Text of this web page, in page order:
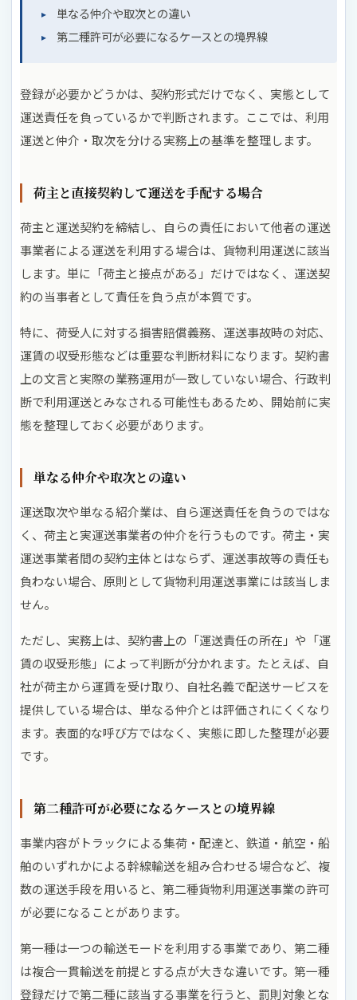
単なる仲介や取次との違い
第二種許可が必要になるケースとの境界線
登録が必要かどうかは、契約形式だけでなく、実態として
運送責任を負っているかで判断されます。ここでは、利用
運送と仲介・取次を分ける実務上の基準を整理します。
荷主と直接契約して運送を手配する場合
荷主と運送契約を締結し、自らの責任において他者の運送
事業者による運送を利用する場合は、貨物利用運送に該当
します。単に「荷主と接点がある」だけではなく、運送契
約の当事者として責任を負う点が本質です。
特に、荷受人に対する損害賠償義務、運送事故時の対応、
運賃の収受形態などは重要な判断材料になります。契約書
上の文言と実際の業務運用が一致していない場合、行政判
断で利用運送とみなされる可能性もあるため、開始前に実
態を整理しておく必要があります。
単なる仲介や取次との違い
運送取次や単なる紹介業は、自ら運送責任を負うのではな
く、荷主と実運送事業者の仲介を行うものです。荷主・実
運送事業者間の契約主体とはならず、運送事故等の責任も
負わない場合、原則として貨物利用運送事業には該当しま
せん。
ただし、実務上は、契約書上の「運送責任の所在」や「運
賃の収受形態」によって判断が分かれます。たとえば、自
社が荷主から運賃を受け取り、自社名義で配送サービスを
提供している場合は、単なる仲介とは評価されにくくなり
ます。表面的な呼び方ではなく、実態に即した整理が必要
です。
第二種許可が必要になるケースとの境界線
事業内容がトラックによる集荷・配達と、鉄道・航空・船
舶のいずれかによる幹線輸送を組み合わせる場合など、複
数の運送手段を用いると、第二種貨物利用運送事業の許可
が必要になることがあります。
第一種は一つの輸送モードを利用する事業であり、第二種
は複合一貫輸送を前提とする点が大きな違いです。第一種
登録だけで第二種に該当する事業を行うと、罰則対象とな